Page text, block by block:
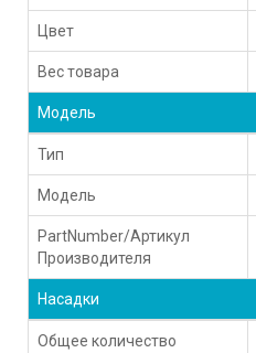
Цвет
Вес товара
Модель
Тип
Модель
PartNumber/Артикул
Производителя
Насадки
Общее количество